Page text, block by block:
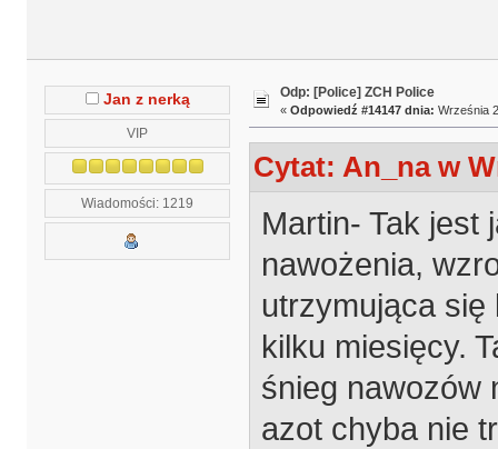
Jan z nerką
VIP
Wiadomości: 1219
Odp: [Police] ZCH Police
« Odpowiedź #14147 dnia: Września
Cytat: An_na w
Martin- Tak jest
nawożenia,
utrzymująca
kilku miesięcy.
śnieg nawozów
azot chyba nie